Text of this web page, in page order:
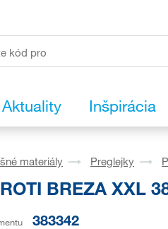
Aktuality Inšpirácia
materiály Preglejky
BREZA XXL
383342